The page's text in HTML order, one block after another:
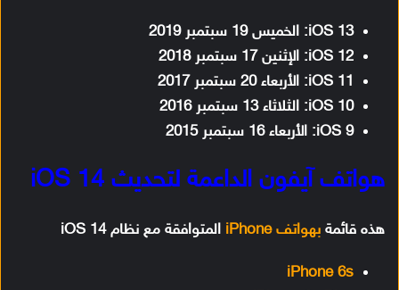
iOS 13: الخميس 19 سبتمبر 2019
iOS 12: الإثنين 17 سبتمبر 2018
iOS 11: الأربعاء 20 سبتمبر 2017
iOS 10: الثلاثاء 13 سبتمبر 2016
iOS 9: الأربعاء 16 سبتمبر 2015
هواتف آيفون الداعمة لتحديث iOS 14
هذه قائمة بهواتف iPhone المتوافقة مع نظام iOS 14
iPhone 6s